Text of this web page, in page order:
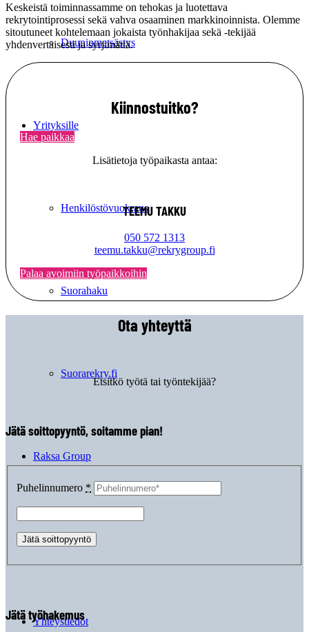
Duuninmetsästys
Yrityksille
Henkilöstövuokraus
Suorahaku
Suorarekry.fi
Raksa Group
Rekrytarinaa
Yhteystiedot
Keskeistä toiminnassamme on tehokas ja luotettava
rekrytointiprosessi sekä vahva osaaminen markkinoinnista. Olemme
sitoutuneet kohtelemaan jokaista työnhakijaa sekä -tekijää
yhdenvertaisesti ja syrjimättä.
Kiinnostuitko?
Hae paikkaa
Lisätietoja työpaikasta antaa:
TEEMU TAKKU
050 572 1313
teemu.takku@rekrygroup.fi
Palaa avoimiin työpaikkoihin
Ota yhteyttä
Etsitkö työtä tai työntekijää?
Jätä soittopyyntö, soitamme pian!
Puhelinnumero *
Jätä työhakemus